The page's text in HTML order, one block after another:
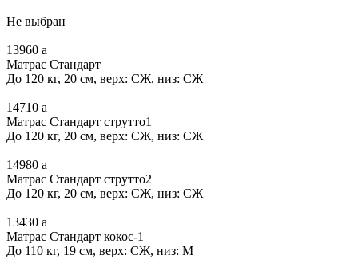
Не выбран
13960 a
Матрас Стандарт
До 120 кг, 20 см, верх: СЖ, низ: СЖ
14710 a
Матрас Стандарт струтто1
До 120 кг, 20 см, верх: СЖ, низ: СЖ
14980 a
Матрас Стандарт струтто2
До 120 кг, 20 см, верх: СЖ, низ: СЖ
13430 a
Матрас Стандарт кокос-1
До 110 кг, 19 см, верх: СЖ, низ: М